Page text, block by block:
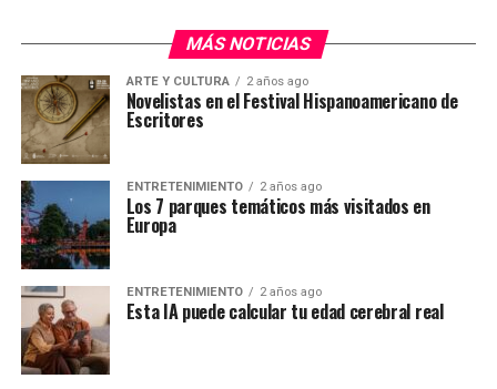
MÁS NOTICIAS
ARTE Y CULTURA 2 años ago
Novelistas en el Festival Hispanoamericano de
Escritores
ENTRETENIMIENTO 2 años ago
Los 7 parques temáticos más visitados en
Europa
ENTRETENIMIENTO 2 años ago
Esta IA puede calcular tu edad cerebral real